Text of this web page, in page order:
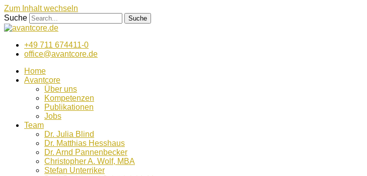
Zum Inhalt wechseln
Suche
Suche
+49 711 674411-0
office@avantcore.de
Home
Avantcore
Über uns
Kompetenzen
Publikationen
Jobs
Team
Dr. Julia Blind
Dr. Matthias Hesshaus
Dr. Arnd Pannenbecker
Christopher A. Wolf, MBA
Stefan Unterriker